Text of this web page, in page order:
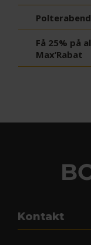
Få 25% på
Max’Rabat
Kontakt